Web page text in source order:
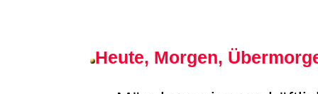
Heute, Morgen,